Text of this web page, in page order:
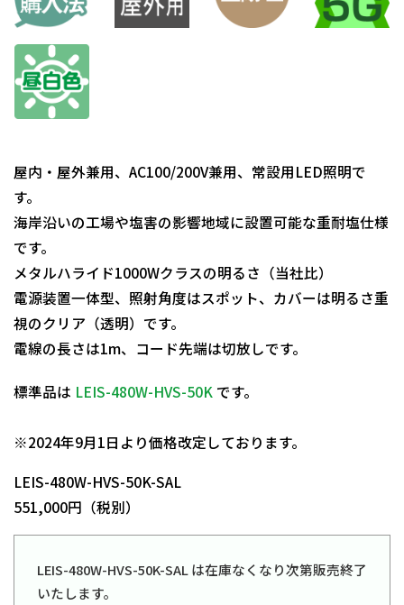
屋内・屋外兼用、AC100/200V兼用、常設用LED照明で
す。
海岸沿いの工場や塩害の影響地域に設置可能な重耐塩仕様
です。
メタルハライド1000Wクラスの明るさ（当社比）
電源装置一体型、照射角度はスポット、カバーは明るさ重
視のクリア（透明）です。
電線の長さは1m、コード先端は切放しです。
標準品は LEIS-480W-HVS-50K です。
※2024年9月1日より価格改定しております。
LEIS-480W-HVS-50K-SAL
551,000円（税別）
LEIS-480W-HVS-50K-SAL は在庫なくなり次第販売終了
いたします。